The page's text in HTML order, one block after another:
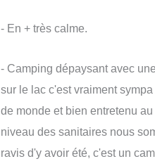
- En + très calme.
- Camping dépaysant avec
sur le lac c'est vraiment sympa
de monde et bien entretenu au
niveau des sanitaires nous
ravis d'y avoir été, c'est un